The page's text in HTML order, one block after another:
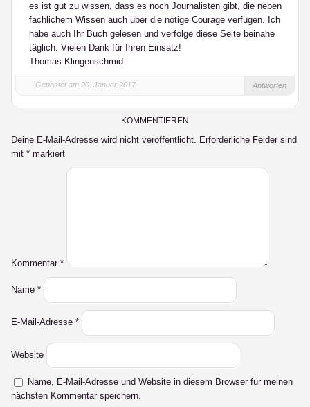
es ist gut zu wissen, dass es noch Journalisten gibt, die neben
fachlichem Wissen auch über die nötige Courage verfügen. Ich
habe auch Ihr Buch gelesen und verfolge diese Seite beinahe
täglich. Vielen Dank für Ihren Einsatz!
Thomas Klingenschmid
Gepostet am 20. Januar 2017 Antworten
KOMMENTIEREN
Deine E-Mail-Adresse wird nicht veröffentlicht. Erforderliche Felder sind
mit * markiert
Kommentar *
Name *
E-Mail-Adresse *
Website
Name, E-Mail-Adresse und Website in diesem Browser für meinen
nächsten Kommentar speichern.